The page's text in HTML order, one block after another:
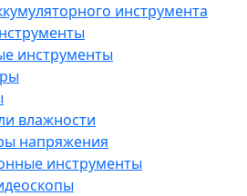
инструмента
инструменты
влажности
напряжения
инструменты